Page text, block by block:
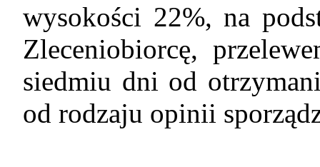
wysokości 22%, na
Zleceniobiorcę,
siedmiu dni od
od rodzaju opinii